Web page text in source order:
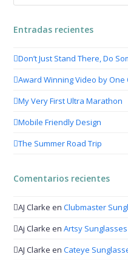
Entradas recientes
Don’t Just Stand There, Do
Award Winning Video by One
My Very First Ultra Marathon
Mobile Friendly Design
The Summer Road Trip
Comentarios recientes
AJ Clarke enClubmaster
Aj Clarke enArtsy Sunglasses
AJ Clarke enCateye